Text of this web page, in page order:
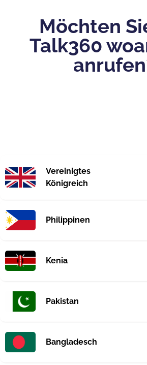
Möchten
Talk360
Vereinigtes
Königreich
Philippinen
Kenia
Pakistan
Bangladesch